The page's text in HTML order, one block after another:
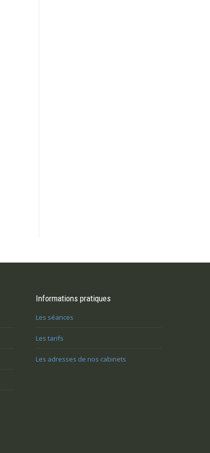
et je ressens un grand
et vous êtes mal à
J’ai des problèmes relationnels avec
disproportionnée dans une
Informations pratiques
Les séances
Les tarifs
Les adresses de nos cabinets